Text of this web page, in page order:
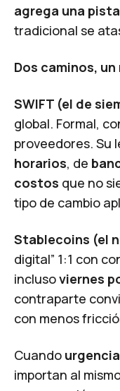
agrega una
tradicional se
Dos caminos,
SWIFT (el de
global. Formal,
proveedores. Su
horarios, de
costos que no
tipo de cambio
Stablecoins (el
digital” 1:1 con
inclusoviernes
contraparte
con menos
Cuando
importan al